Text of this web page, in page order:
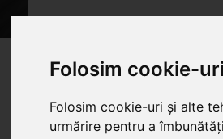
Folosim cookie-uri
Folosim cookie-uri și alte
urmărire pentru a
în materia publicităṭii